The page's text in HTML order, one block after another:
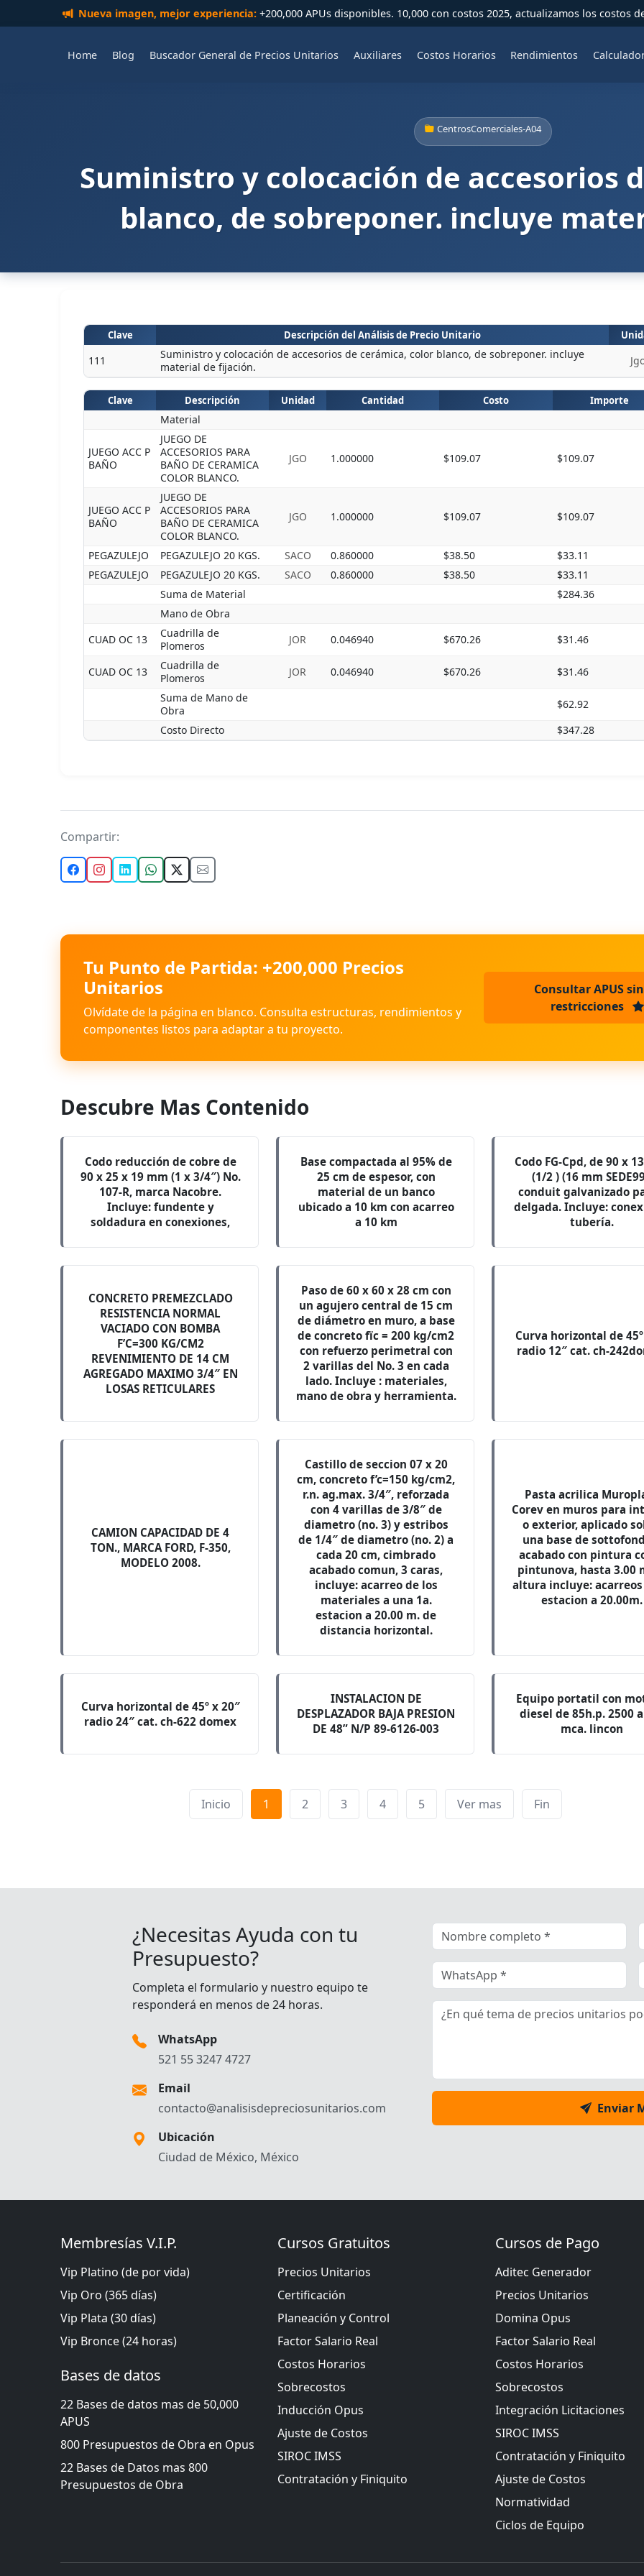
Nueva imagen, mejor experiencia:+200,000 APUs disponibles. 10,000 con costos 2025, actualizamos los costos
Home Blog Buscador General de Precios Unitarios Auxiliares Costos Horarios Rendimientos
CentrosComerciales-A04
Suministro y colocación de accesorios
blanco, de sobreponer. incluye
Clave Descripción del Análisis de Precio Unitario
111
Suministro y colocación de accesorios de cerámica, color blanco, de sobreponer. incluye
material de fijación.
Clave Descripción Unidad Cantidad Costo Importe
Material
JUEGO ACC P
BAÑO
JUEGO DE
ACCESORIOS PARA
BAÑO DE CERAMICA
COLOR BLANCO.
JGO 1.000000 $109.07 $109.07
JUEGO ACC P
BAÑO
JUEGO DE
ACCESORIOS PARA
BAÑO DE CERAMICA
COLOR BLANCO.
JGO 1.000000 $109.07 $109.07
PEGAZULEJO PEGAZULEJO 20 KGS. SACO 0.860000 $38.50
$33.11
PEGAZULEJO
PEGAZULEJO 20 KGS. SACO 0.860000 $38.50
$33.11
Suma de Material
$284.36
Mano de Obra
CUAD OC 13
Cuadrilla de
Plomeros
JOR 0.046940 $670.26 $31.46
CUAD OC 13
Cuadrilla de
Plomeros
JOR 0.046940 $670.26
$31.46
Suma de Mano de
Obra
$62.92
Costo Directo
$347.28
Compartir:
Tu Punto de Partida: +200,000 Precios
Unitarios
Olvídate de la página en blanco. Consulta estructuras, rendimientos y
componentes listos para adaptar a tu proyecto.
Consultar APUS sin
restricciones
Descubre Mas Contenido
Codo reducción de cobre de
90 x 25 x 19 mm (1 x 3/4″) No.
107-R, marca Nacobre.
Incluye: fundente y
soldadura en conexiones,
Base compactada al 95% de
25 cm de espesor, con
material de un banco
ubicado a 10 km con acarreo
a 10 km
Codo FG-Cpd, de 90 x
(1/2 ) (16 mm
conduit galvanizado
delgada. Incluye:
tubería.
CONCRETO PREMEZCLADO
RESISTENCIA NORMAL
VACIADO CON BOMBA
F’C=300 KG/CM2
REVENIMIENTO DE 14 CM
AGREGADO MAXIMO 3/4″ EN
LOSAS RETICULARES
Paso de 60 x 60 x 28 cm con
un agujero central de 15 cm
de diámetro en muro, a base
de concreto fïc = 200 kg/cm2
con refuerzo perimetral con
2 varillas del No. 3 en cada
lado. Incluye : materiales,
mano de obra y herramienta.
Curva horizontal de
radio 12″ cat. ch-
CAMION CAPACIDAD DE 4
TON., MARCA FORD, F-350,
MODELO 2008.
Castillo de seccion 07 x 20
cm, concreto f’c=150 kg/cm2,
r.n. ag.max. 3/4″, reforzada
con 4 varillas de 3/8″ de
diametro (no. 3) y estribos
de 1/4″ de diametro (no. 2) a
cada 20 cm, cimbrado
acabado comun, 3 caras,
incluye: acarreo de los
materiales a una 1a.
estacion a 20.00 m. de
distancia horizontal.
Pasta acrilica
Corev en muros para
o exterior, aplicado
una base de
acabado con pintura
pintunova, hasta 3.00
altura incluye: acarreos
estacion a 20.00m.
Curva horizontal de 45º x 20″
radio 24″ cat. ch-622 domex
INSTALACION DE
DESPLAZADOR BAJA PRESION
DE 48” N/P 89-6126-003
Equipo portatil con
diesel de 85h.p. 2500
mca. lincon
Inicio 1 2 3 4 5 Ver mas Fin
¿Necesitas Ayuda con tu
Presupuesto?
Completa el formulario y nuestro equipo te
responderá en menos de 24 horas.
WhatsApp
521 55 3247 4727
Email
contacto@analisisdepreciosunitarios.com
Ubicación
Ciudad de México, México
Enviar
Membresías V.I.P.
Vip Platino (de por vida)
Vip Oro (365 días)
Vip Plata (30 días)
Vip Bronce (24 horas)
Bases de datos
22 Bases de datos mas de 50,000
APUS
800 Presupuestos de Obra en Opus
22 Bases de Datos mas 800
Presupuestos de Obra
Cursos Gratuitos
Precios Unitarios
Certificación
Planeación y Control
Factor Salario Real
Costos Horarios
Sobrecostos
Inducción Opus
Ajuste de Costos
SIROC IMSS
Contratación y Finiquito
Cursos de Pago
Aditec Generador
Precios Unitarios
Domina Opus
Factor Salario Real
Costos Horarios
Sobrecostos
Integración Licitaciones
SIROC IMSS
Contratación y Finiquito
Ajuste de Costos
Normatividad
Ciclos de Equipo